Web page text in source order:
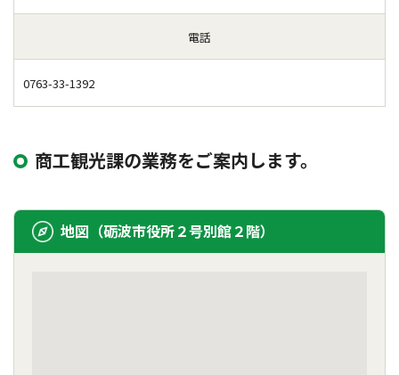
電話
0763-33-1392
商工観光課の業務をご案内します。
地図（砺波市役所２号別館２階）